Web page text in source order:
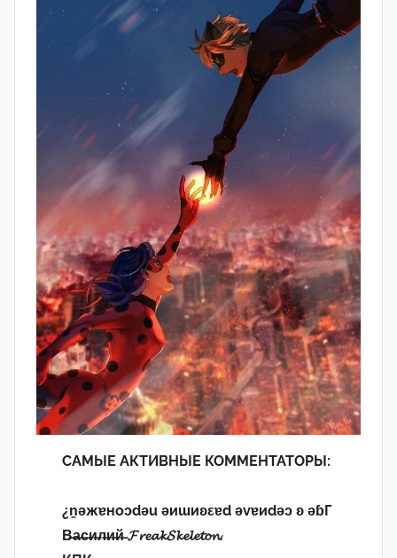
САМЫЕ АКТИВНЫЕ КОММЕНТАТОРЫ:
¿n̯ǝжɐноɔdǝu ǝиɯиʚεɐd ǝvɐиdǝɔ ʚ ǝɓГ
В̶а̶с̶и̶л̶и̶й̶ 𝓕𝓻𝓮𝓪𝓴𝓢𝓴𝓮𝓵𝓮𝓽𝓸𝓷.